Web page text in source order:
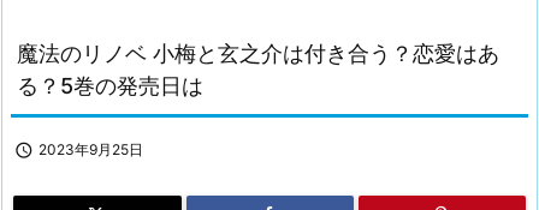
魔法のリノベ 小梅と玄之介は付き合う？恋愛はあ
る？5巻の発売日は
 2023年9月25日